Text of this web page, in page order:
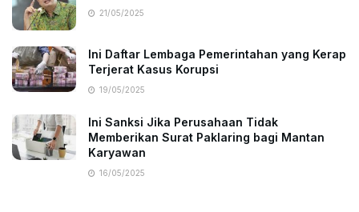
21/05/2025
Ini Daftar Lembaga Pemerintahan yang Kerap
Terjerat Kasus Korupsi
19/05/2025
Ini Sanksi Jika Perusahaan Tidak
Memberikan Surat Paklaring bagi Mantan
Karyawan
16/05/2025